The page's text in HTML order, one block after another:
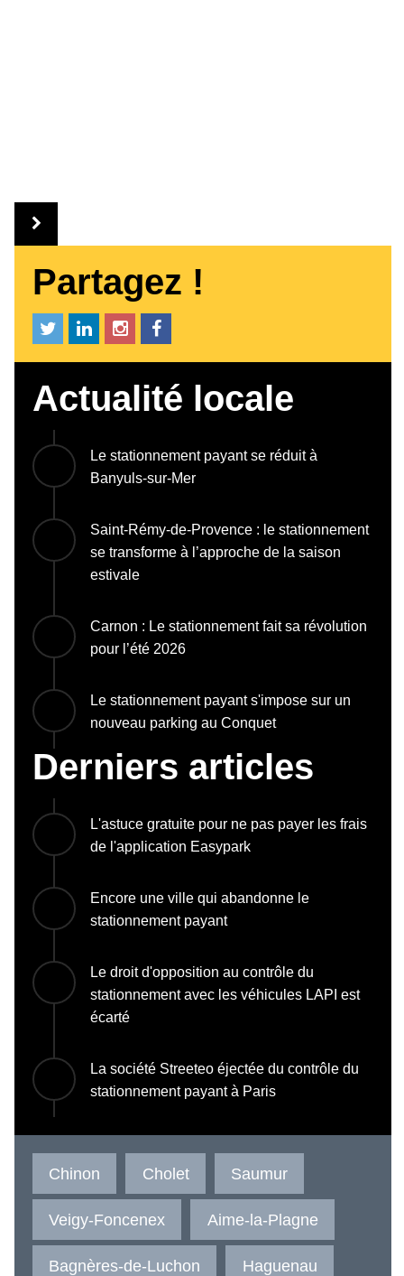
Partagez !
Actualité locale
Le stationnement payant se réduit à
Banyuls-sur-Mer
Saint-Rémy-de-Provence : le stationnement
se transforme à l’approche de la saison
estivale
Carnon : Le stationnement fait sa révolution
pour l’été 2026
Le stationnement payant s'impose sur un
nouveau parking au Conquet
Derniers articles
L'astuce gratuite pour ne pas payer les frais
de l'application Easypark
Encore une ville qui abandonne le
stationnement payant
Le droit d'opposition au contrôle du
stationnement avec les véhicules LAPI est
écarté
La société Streeteo éjectée du contrôle du
stationnement payant à Paris
Chinon Cholet Saumur
Veigy-Foncenex Aime-la-Plagne
Bagnères-de-Luchon Haguenau